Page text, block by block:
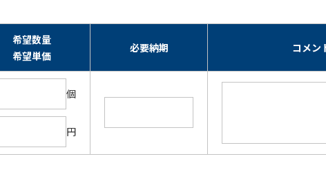
希望数量
希望単価
必要納期 コメン
個
円